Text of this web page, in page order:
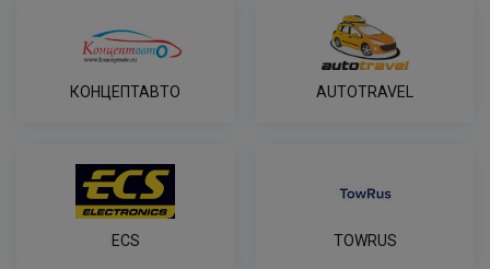
КОНЦЕПТАВТО AUTOTRAVEL
ECS TOWRUS